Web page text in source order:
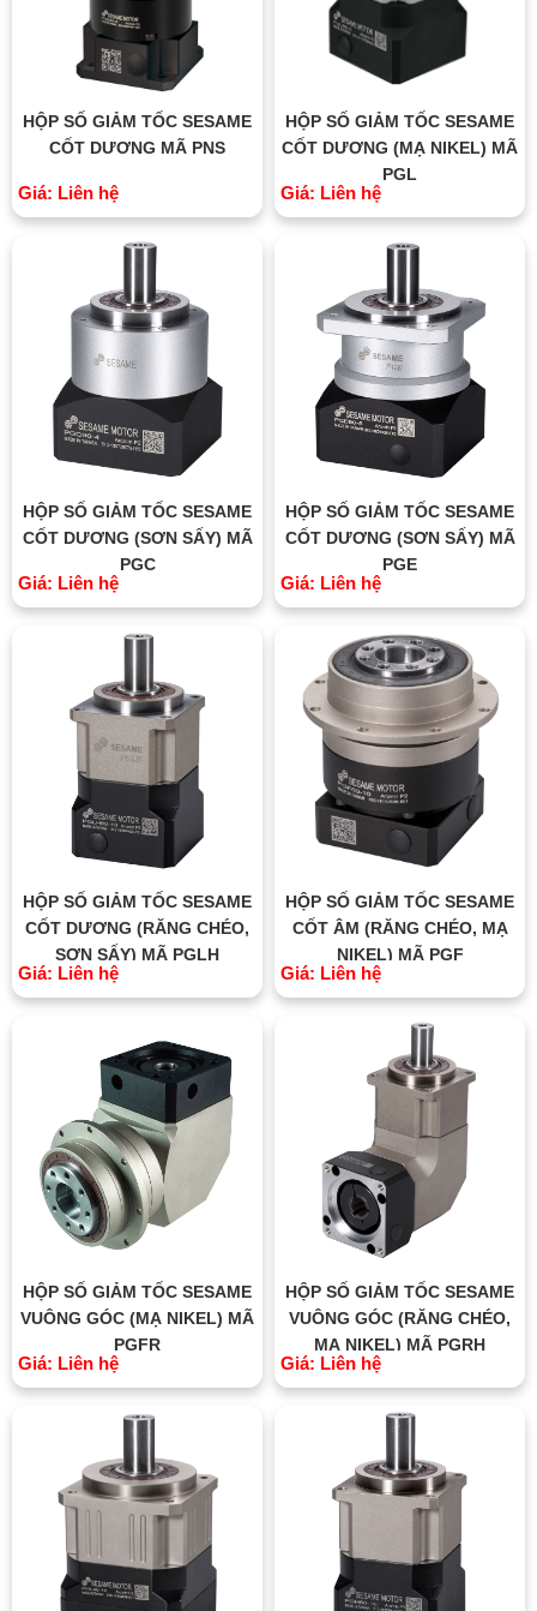
HỘP SỐ GIẢM TỐC SESAME
CỐT DƯƠNG MÃ PNS
Giá: Liên hệ
HỘP SỐ GIẢM TỐC SESAME
CỐT DƯƠNG (MẠ NIKEL) MÃ
PGL
Giá: Liên hệ
HỘP SỐ GIẢM TỐC SESAME
CỐT DƯƠNG (SƠN SẤY) MÃ
PGC
Giá: Liên hệ
HỘP SỐ GIẢM TỐC SESAME
CỐT DƯƠNG (SƠN SẤY) MÃ
PGE
Giá: Liên hệ
HỘP SỐ GIẢM TỐC SESAME
CỐT DƯƠNG (RĂNG CHÉO,
SƠN SẤY) MÃ PGLH
Giá: Liên hệ
HỘP SỐ GIẢM TỐC SESAME
CỐT ÂM (RĂNG CHÉO, MẠ
NIKEL) MÃ PGF
Giá: Liên hệ
HỘP SỐ GIẢM TỐC SESAME
VUÔNG GÓC (MẠ NIKEL) MÃ
PGFR
Giá: Liên hệ
HỘP SỐ GIẢM TỐC SESAME
VUÔNG GÓC (RĂNG CHÉO,
MẠ NIKEL) MÃ PGRH
Giá: Liên hệ